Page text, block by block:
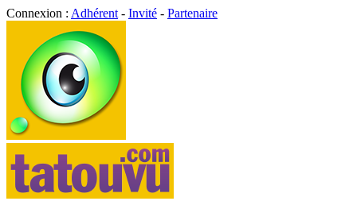
Connexion : Adhérent - Invité - Partenaire